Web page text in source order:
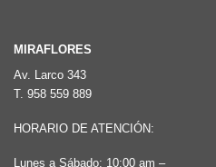
MIRAFLORES
Av. Larco 343
T. 958 559 889
HORARIO DE ATENCIÓN:
Lunes a Sábado: 10:00 am –